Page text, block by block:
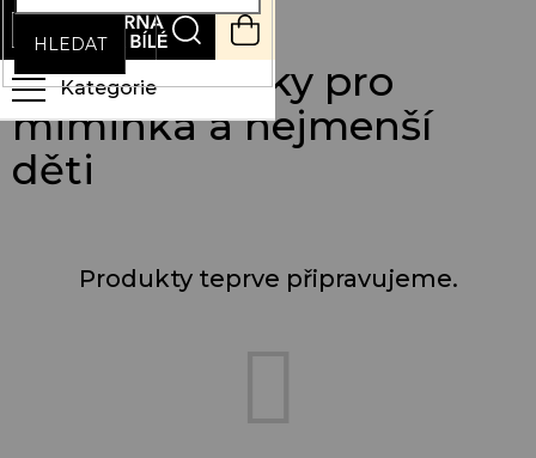
Přejít
obsah
HLEDAT
NÁKUPNÍ
KOŠÍK
Plyšové hračky pro
miminka a nejmenší
děti
Produkty teprve připravujeme.